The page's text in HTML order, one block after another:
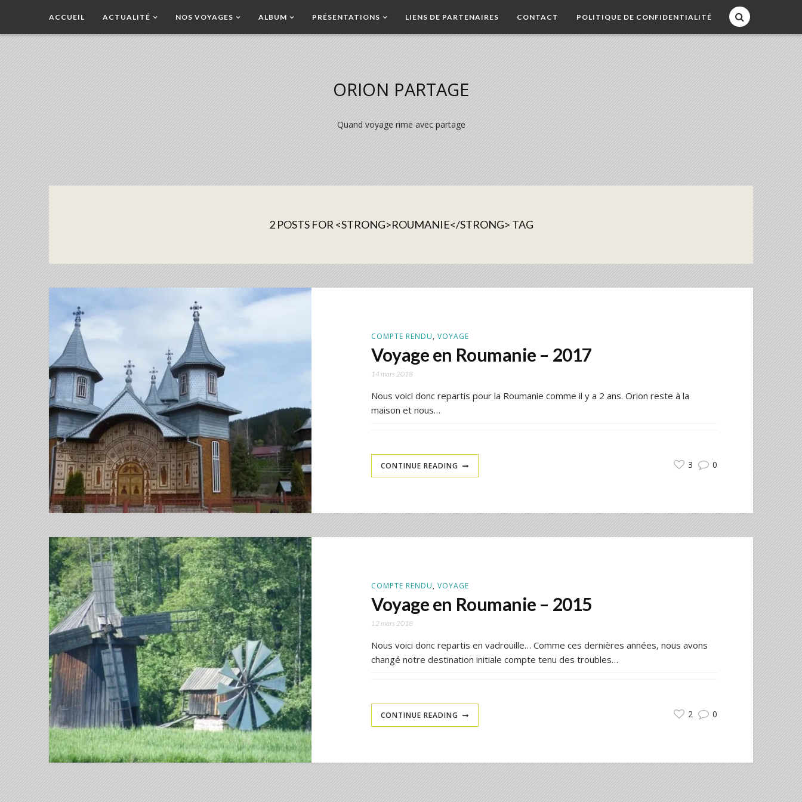
ACCUEIL ACTUALITÉ NOS VOYAGES ALBUM PRÉSENTATIONS LIENS DE PARTENAIRES CONTACT POLITIQUE DE CONFIDENTIALITÉ
ORION PARTAGE
Quand voyage rime avec partage
2 POSTS FOR <STRONG>ROUMANIE</STRONG> TAG
COMPTE RENDU, VOYAGE
Voyage en Roumanie – 2017
14 mars 2018
Nous voici donc repartis pour la Roumanie comme il y a 2 ans. Orion reste à la
maison et nous…
CONTINUE READING 3 0
COMPTE RENDU, VOYAGE
Voyage en Roumanie – 2015
12 mars 2018
Nous voici donc repartis en vadrouille… Comme ces dernières années, nous avons
changé notre destination initiale compte tenu des troubles…
CONTINUE READING 2 0